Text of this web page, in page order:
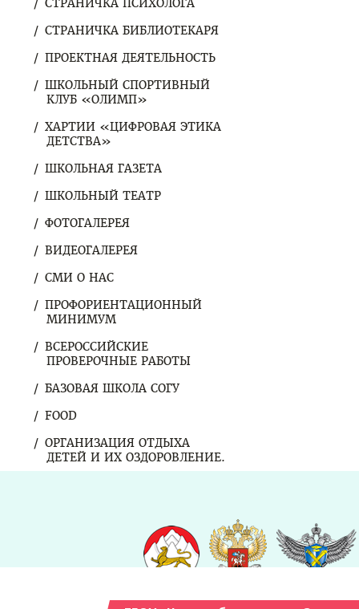
СТРАНИЧКА ПСИХОЛОГА
СТРАНИЧКА БИБЛИОТЕКАРЯ
ПРОЕКТНАЯ ДЕЯТЕЛЬНОСТЬ
ШКОЛЬНЫЙ СПОРТИВНЫЙ
КЛУБ «ОЛИМП»
ХАРТИИ «ЦИФРОВАЯ ЭТИКА
ДЕТСТВА»
ШКОЛЬНАЯ ГАЗЕТА
ШКОЛЬНЫЙ ТЕАТР
ФОТОГАЛЕРЕЯ
ВИДЕОГАЛЕРЕЯ
СМИ О НАС
ПРОФОРИЕНТАЦИОННЫЙ
МИНИМУМ
ВСЕРОССИЙСКИЕ
ПРОВЕРОЧНЫЕ РАБОТЫ
БАЗОВАЯ ШКОЛА СОГУ
FOOD
ОРГАНИЗАЦИЯ ОТДЫХА
ДЕТЕЙ И ИХ ОЗДОРОВЛЕНИЕ.